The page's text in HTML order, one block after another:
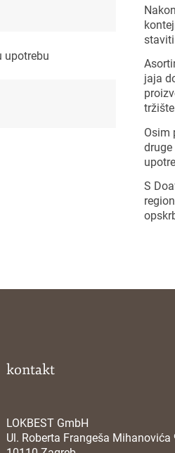
upotrebu
jaja
Osim
S
kontakt
LOKBEST GmbH
Ul. Roberta Frangeša Mihanovića